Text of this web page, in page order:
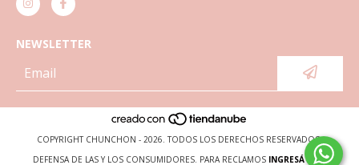
NEWSLETTER
COPYRIGHT CHUNCHON - 2026. TODOS LOS DERECHOS RESERVADOS.
DEFENSA DE LAS Y LOS CONSUMIDORES. PARA RECLAMOS INGRESÁ ACÁ.